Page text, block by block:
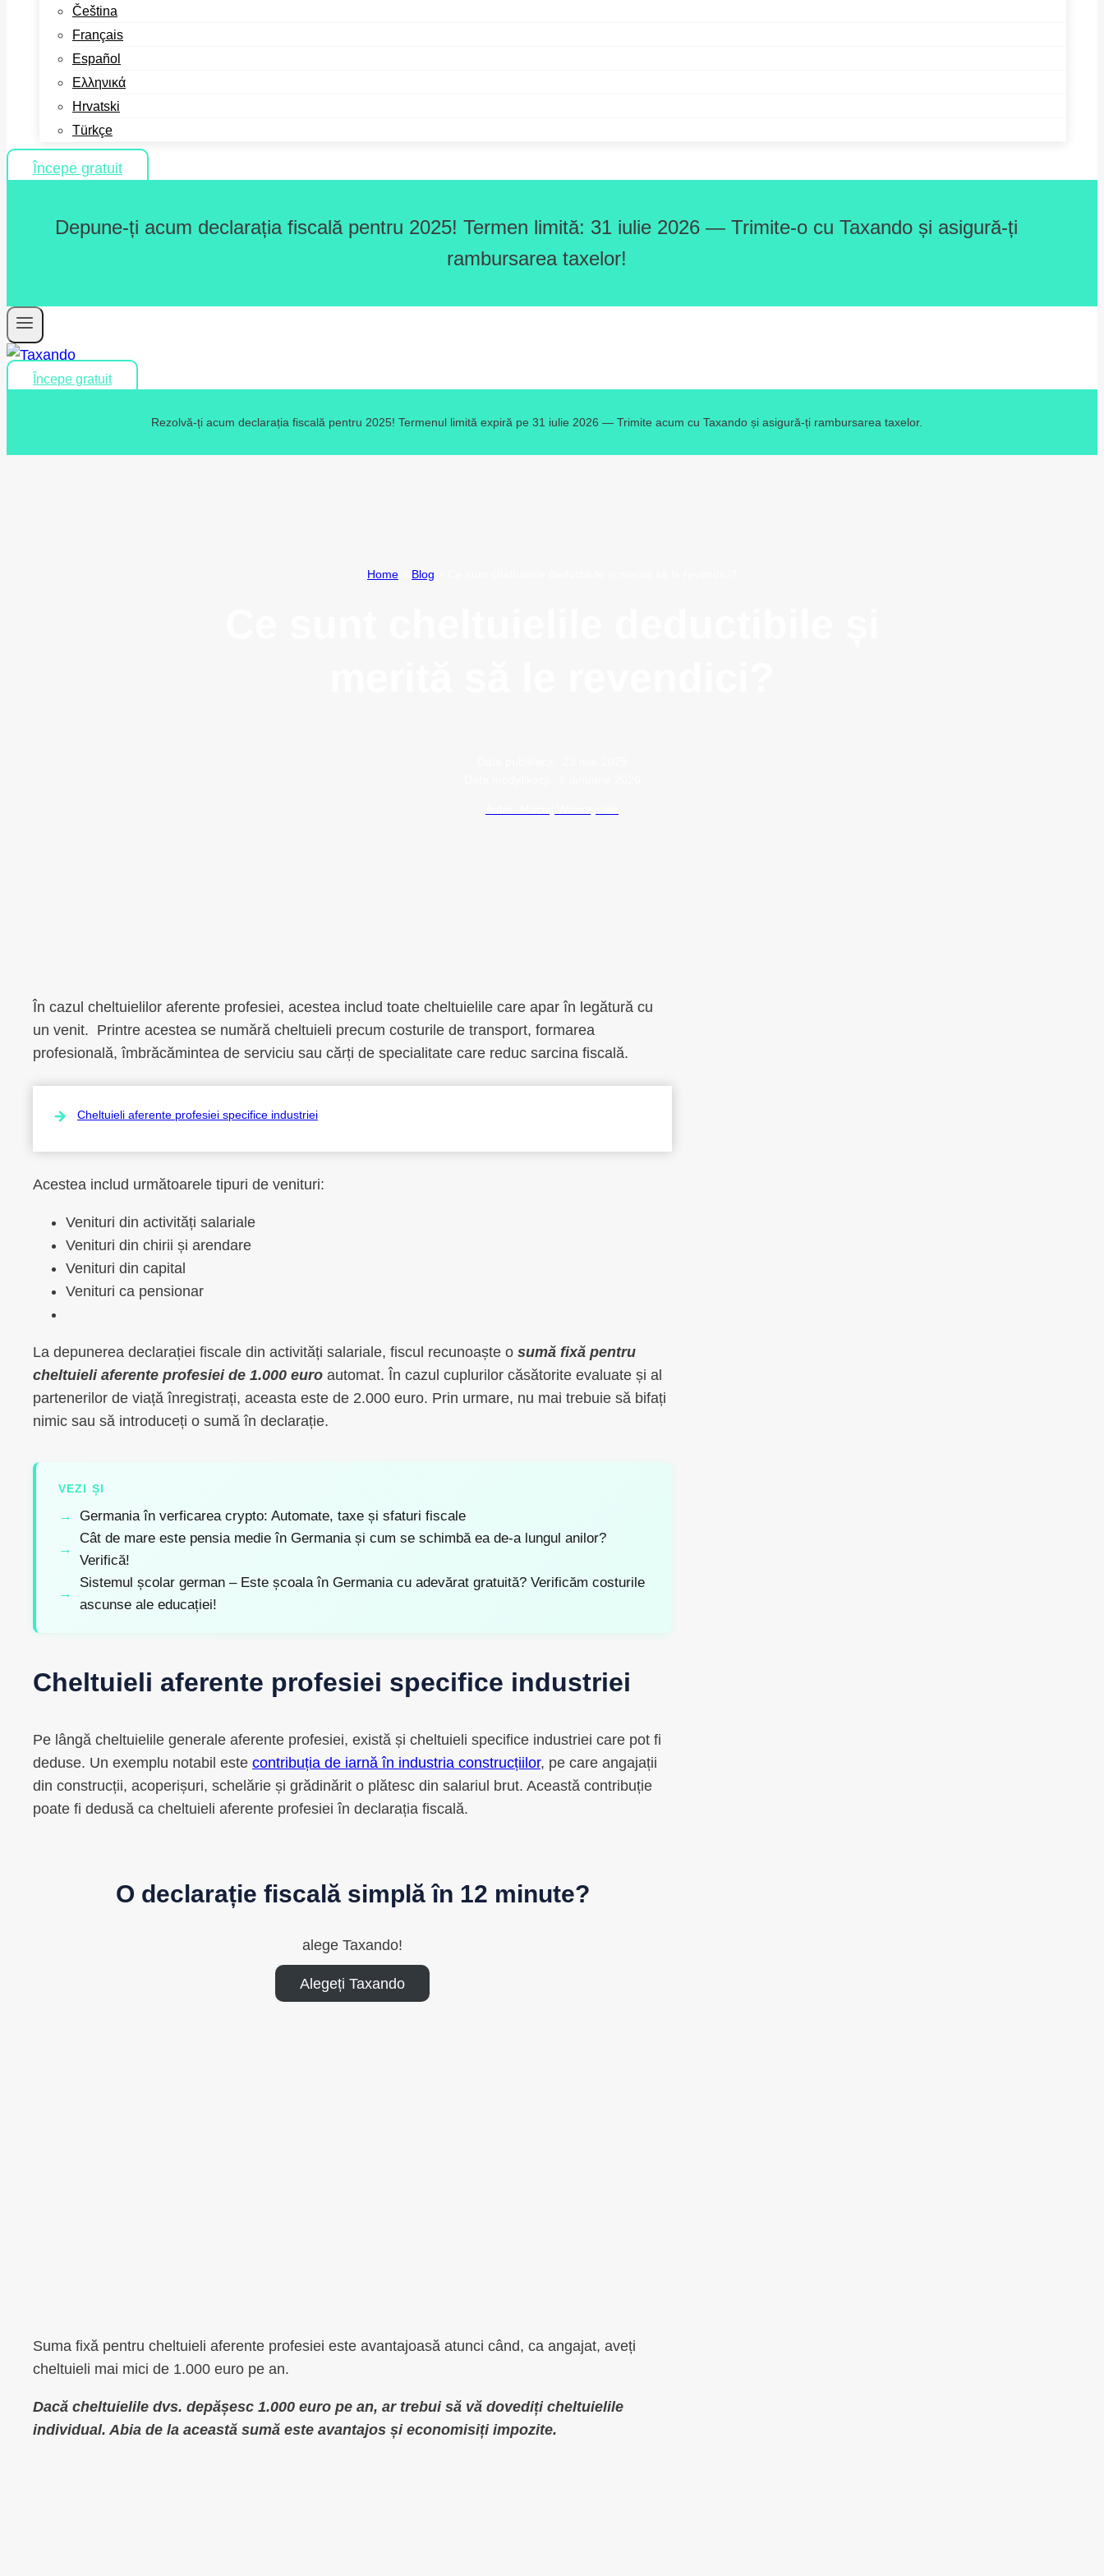
Čeština
Français
Español
Ελληνικά
Hrvatski
Türkçe
Începe gratuit
Depune-ți acum declarația fiscală pentru 2025! Termen limită: 31 iulie 2026 — Trimite-o cu Taxando și asigură-ți
rambursarea taxelor!
Începe gratuit
Rezolvă-ți acum declarația fiscală pentru 2025! Termenul limită expiră pe 31 iulie 2026 — Trimite acum cu Taxando și asigură-ți rambursarea taxelor.
Home Blog
În cazul cheltuielilor aferente profesiei, acestea includ toate cheltuielile care apar în legătură cu
un venit. Printre acestea se numără cheltuieli precum costurile de transport, formarea
profesională, îmbrăcămintea de serviciu sau cărți de specialitate care reduc sarcina fiscală.
Cheltuieli aferente profesiei specifice industriei
Acestea includ următoarele tipuri de venituri:
Venituri din activități salariale
Venituri din chirii și arendare
Venituri din capital
Venituri ca pensionar
La depunerea declarației fiscale din activități salariale, fiscul recunoaște o sumă fixă pentru
cheltuieli aferente profesiei de 1.000 euro automat. În cazul cuplurilor căsătorite evaluate și al
partenerilor de viață înregistrați, aceasta este de 2.000 euro. Prin urmare, nu mai trebuie să bifați
nimic sau să introduceți o sumă în declarație.
VEZI ȘI
Germania în verficarea crypto: Automate, taxe și sfaturi fiscale
Cât de mare este pensia medie în Germania și cum se schimbă ea de-a lungul anilor?
Verifică!
Sistemul școlar german – Este școala în Germania cu adevărat gratuită? Verificăm costurile
ascunse ale educației!
Cheltuieli aferente profesiei specifice industriei
Pe lângă cheltuielile generale aferente profesiei, există și cheltuieli specifice industriei care pot fi
deduse. Un exemplu notabil este contribuția de iarnă în industria construcțiilor, pe care angajații
din construcții, acoperișuri, schelărie și grădinărit o plătesc din salariul brut. Această contribuție
poate fi dedusă ca cheltuieli aferente profesiei în declarația fiscală.
O declarație fiscală simplă în 12 minute?
alege Taxando!
Alegeți Taxando
Suma fixă pentru cheltuieli aferente profesiei este avantajoasă atunci când, ca angajat, aveți
cheltuieli mai mici de 1.000 euro pe an.
Dacă cheltuielile dvs. depășesc 1.000 euro pe an, ar trebui să vă dovediți cheltuielile
individual. Abia de la această sumă este avantajos și economisiți impozite.